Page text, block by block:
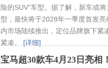
险的SUV”车型。据了解，新车或
型，最快将于2028年一季度首发
内市场陆续推出，定位品牌旗下紧
紧凑。 [详细]
宝马超30款车4月23日亮